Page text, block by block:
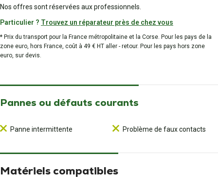
Nos offres sont réservées aux professionnels.
Particulier ? Trouvez un réparateur près de chez vous
* Prix du transport pour la France métropolitaine et la Corse. Pour les pays de la
zone euro, hors France, coût à 49 € HT aller - retour. Pour les pays hors zone
euro, sur devis.
Pannes ou défauts courants
Panne intermittente Problème de faux contacts
Matériels compatibles